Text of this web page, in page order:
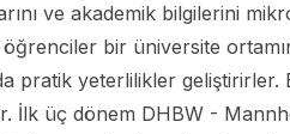
ve akademik bilgilerini
bir üniversite
pratik yeterlilikler geliştirirler.
İlk üç dönem DHBW -